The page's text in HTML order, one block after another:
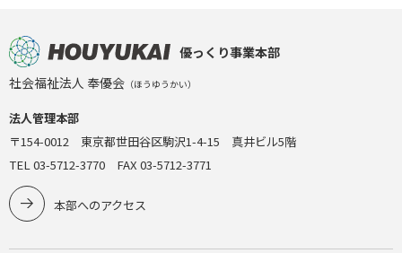
優っくり事業本部
社会福祉法人 奉優会 （ほうゆうかい）
法人管理本部
〒154-0012 東京都世田谷区駒沢1-4-15 真井ビル5階
TEL 03-5712-3770 FAX 03-5712-3771
本部へのアクセス